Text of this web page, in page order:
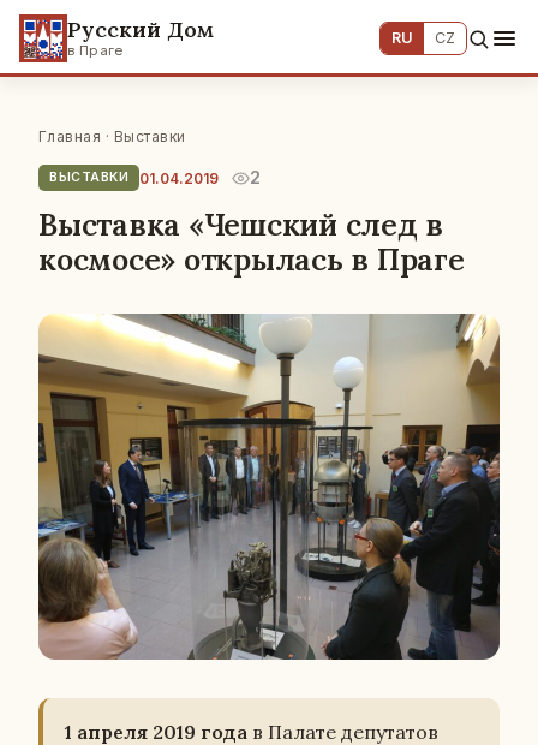
Русский Дом
в Праге
RU CZ
Главная · Выставки
ВЫСТАВКИ 01.04.2019 2
Выставка «Чешский след в
космосе» открылась в Праге
1 апреля 2019 года в Палате де­пу­та­тов